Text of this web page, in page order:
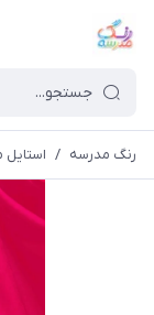
رنگ مدرسه /